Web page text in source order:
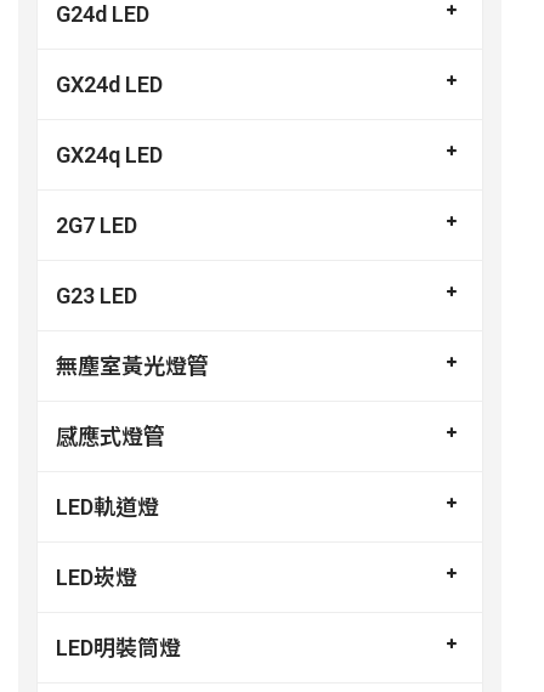
G24d LED
GX24d LED
GX24q LED
2G7 LED
G23 LED
無塵室黃光燈管
感應式燈管
LED軌道燈
LED崁燈
LED明裝筒燈